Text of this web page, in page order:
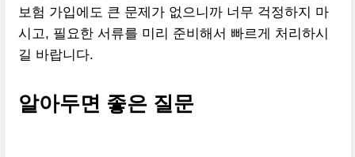
보험 가입에도 큰 문제가 없으니까 너무 걱정하지 마
시고, 필요한 서류를 미리 준비해서 빠르게 처리하시
길 바랍니다.
알아두면 좋은 질문